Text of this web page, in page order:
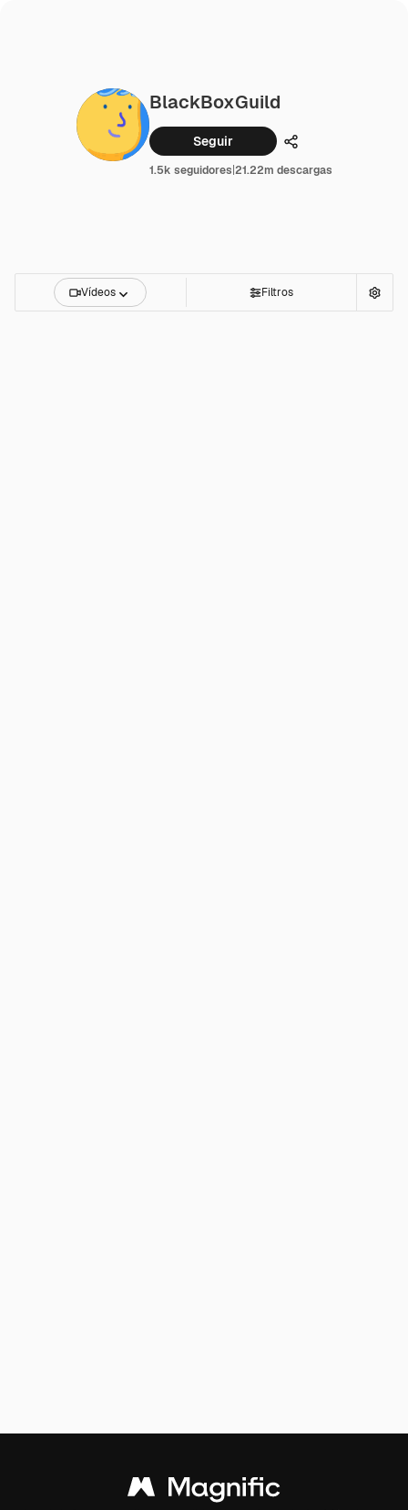
BlackBoxGuild
Seguir Compartir
1.5k seguidores|21.22m descargas
Vídeos Filtros